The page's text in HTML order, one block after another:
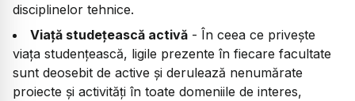
disciplinelor tehnice.
Viață studețească activă - În ceea ce privește
viața studențească, ligile prezente în fiecare facultate
sunt deosebit de active și derulează nenumărate
proiecte și activități în toate domeniile de interes,